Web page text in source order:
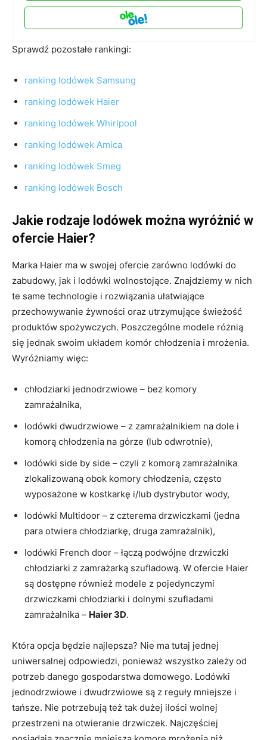
Sprawdź pozostałe rankingi:
ranking lodówek Samsung
ranking lodówek Haier
ranking lodówek Whirlpool
ranking lodówek Amica
ranking lodówek Smeg
ranking lodówek Bosch
Jakie rodzaje lodówek można wyróżnić w
ofercie Haier?
Marka Haier ma w swojej ofercie zarówno lodówki do
zabudowy, jak i lodówki wolnostojące. Znajdziemy w nich
te same technologie i rozwiązania ułatwiające
przechowywanie żywności oraz utrzymujące świeżość
produktów spożywczych. Poszczególne modele różnią
się jednak swoim układem komór chłodzenia i mrożenia.
Wyróżniamy więc:
chłodziarki jednodrzwiowe – bez komory
zamrażalnika,
lodówki dwudrzwiowe – z zamrażalnikiem na dole i
komorą chłodzenia na górze (lub odwrotnie),
lodówki side by side – czyli z komorą zamrażalnika
zlokalizowaną obok komory chłodzenia, często
wyposażone w kostkarkę i/lub dystrybutor wody,
lodówki Multidoor – z czterema drzwiczkami (jedna
para otwiera chłodziarkę, druga zamrażalnik),
lodówki French door – łączą podwójne drzwiczki
chłodziarki z zamrażarką szufladową. W ofercie Haier
są dostępne również modele z pojedynczymi
drzwiczkami chłodziarki i dolnymi szufladami
zamrażalnika – Haier 3D.
Która opcja będzie najlepsza? Nie ma tutaj jednej
uniwersalnej odpowiedzi, ponieważ wszystko zależy od
potrzeb danego gospodarstwa domowego. Lodówki
jednodrzwiowe i dwudrzwiowe są z reguły mniejsze i
tańsze. Nie potrzebują też tak dużej ilości wolnej
przestrzeni na otwieranie drzwiczek. Najczęściej